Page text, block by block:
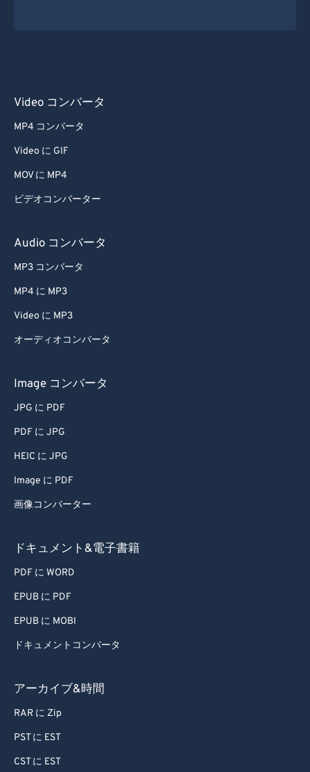
Video コンバータ
MP4 コンバータ
Video に GIF
MOV に MP4
ビデオコンバーター
Audio コンバータ
MP3 コンバータ
MP4 に MP3
Video に MP3
オーディオコンバータ
Image コンバータ
JPG に PDF
PDF に JPG
HEIC に JPG
Image に PDF
画像コンバーター
ドキュメント&電子書籍
PDF に WORD
EPUB に PDF
EPUB に MOBI
ドキュメントコンバータ
アーカイブ&時間
RAR に Zip
PST に EST
CST に EST